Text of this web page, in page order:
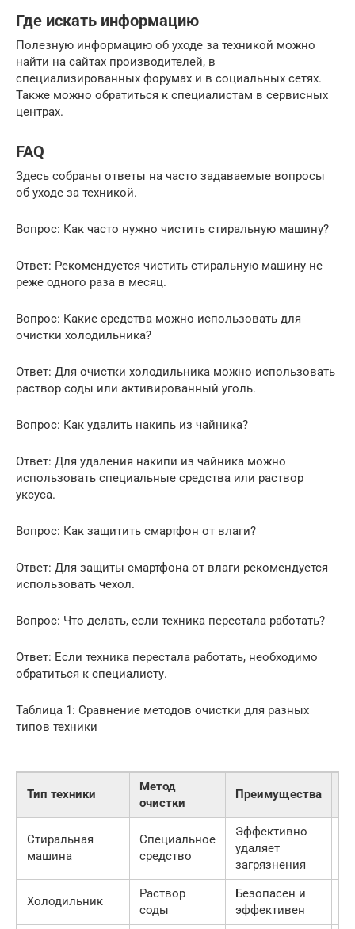
Где искать информацию
Полезную информацию об уходе за техникой можно
найти на сайтах производителей, в
специализированных форумах и в социальных сетях.
Также можно обратиться к специалистам в сервисных
центрах.
FAQ
Здесь собраны ответы на часто задаваемые вопросы
об уходе за техникой.
Вопрос: Как часто нужно чистить стиральную машину?
Ответ: Рекомендуется чистить стиральную машину не
реже одного раза в месяц.
Вопрос: Какие средства можно использовать для
очистки холодильника?
Ответ: Для очистки холодильника можно использовать
раствор соды или активированный уголь.
Вопрос: Как удалить накипь из чайника?
Ответ: Для удаления накипи из чайника можно
использовать специальные средства или раствор
уксуса.
Вопрос: Как защитить смартфон от влаги?
Ответ: Для защиты смартфона от влаги рекомендуется
использовать чехол.
Вопрос: Что делать, если техника перестала работать?
Ответ: Если техника перестала работать, необходимо
обратиться к специалисту.
Таблица 1: Сравнение методов очистки для разных
типов техники
Тип техники
Метод
очистки
Преимущества
Стиральная
машина
Специальное
средство
Эффективно
удаляет
загрязнения
Холодильник
Раствор
соды
Безопасен и
эффективен